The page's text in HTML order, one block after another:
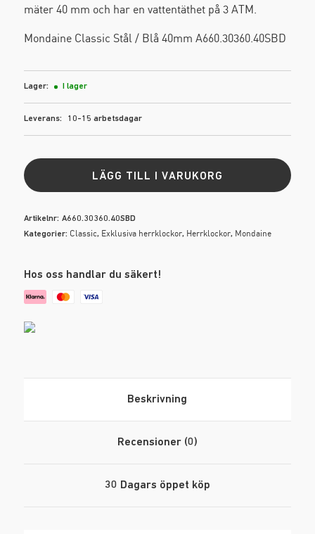
M-S
Mondaine
Nick Cabana
T-Z
TRIWA
mäter 40 mm och har en vattentäthet på 3 ATM.
Mondaine Classic Stål / Blå 40mm A660.30360.40SBD
Lager: I lager
Leverans: 10-15 arbetsdagar
LÄGG TILL I VARUKORG
Artikelnr: A660.30360.40SBD
Kategorier: Classic, Exklusiva herrklockor, Herrklockor, Mondaine
Hos oss handlar du säkert!
Beskrivning
Recensioner (0)
30 Dagars öppet köp